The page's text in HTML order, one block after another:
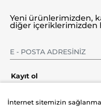
Yeni ürünlerimizden,
diğer içeriklerimizden
Kayıt ol
İnternet sitemizin